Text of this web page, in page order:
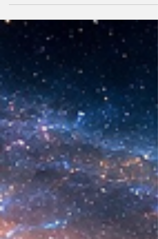
podemos también crear la primera unidad
la existencia?... “SpudCell”, una célula
sintética desarrollada en laboratorio abre
nueva era científica que desafía nuestras
ideas sobre la creación... ¿Podemos crear
biológica? Durante siglos creímos que la
mayor aspiración de la inteligencia humana
consistía en comprender la vida. Hoy
comienza a aparecer una posibilidad todavía
más desconcer